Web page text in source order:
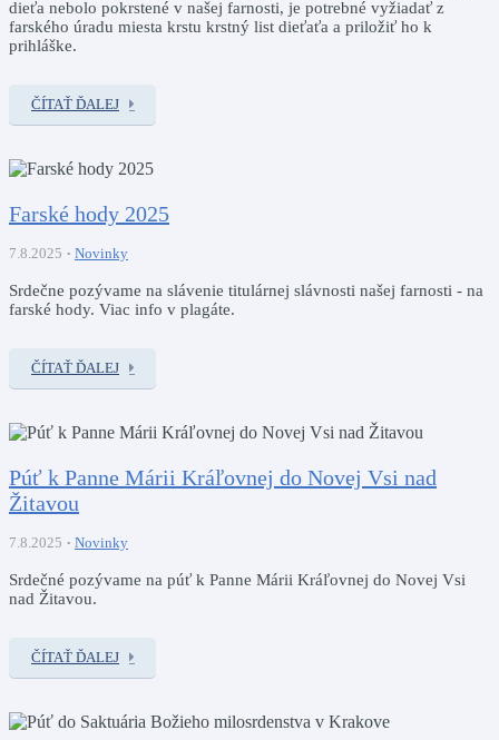
dieťa nebolo pokrstené v našej farnosti, je potrebné vyžiadať z
farského úradu miesta krstu krstný list dieťaťa a priložiť ho k
prihláške.
ČÍTAŤ ĎALEJ
Farské hody 2025
7.8.2025 Novinky
Srdečne pozývame na slávenie titulárnej slávnosti našej farnosti - na
farské hody. Viac info v plagáte.
ČÍTAŤ ĎALEJ
Púť k Panne Márii Kráľovnej do Novej Vsi nad
Žitavou
7.8.2025 Novinky
Srdečné pozývame na púť k Panne Márii Kráľovnej do Novej Vsi
nad Žitavou.
ČÍTAŤ ĎALEJ